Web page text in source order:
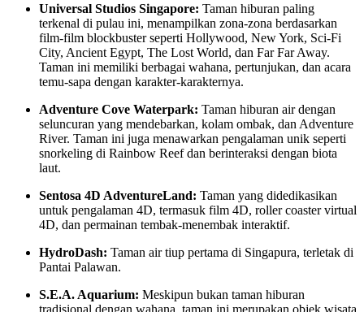
Universal Studios Singapore: Taman hiburan paling
terkenal di pulau ini, menampilkan zona-zona berdasarkan
film-film blockbuster seperti Hollywood, New York, Sci-Fi
City, Ancient Egypt, The Lost World, dan Far Far Away.
Taman ini memiliki berbagai wahana, pertunjukan, dan acara
temu-sapa dengan karakter-karakternya.
Adventure Cove Waterpark: Taman hiburan air dengan
seluncuran yang mendebarkan, kolam ombak, dan Adventure
River. Taman ini juga menawarkan pengalaman unik seperti
snorkeling di Rainbow Reef dan berinteraksi dengan biota
laut.
Sentosa 4D AdventureLand: Taman yang didedikasikan
untuk pengalaman 4D, termasuk film 4D, roller coaster virtual
4D, dan permainan tembak-menembak interaktif.
HydroDash: Taman air tiup pertama di Singapura, terletak di
Pantai Palawan.
S.E.A. Aquarium: Meskipun bukan taman hiburan
tradisional dengan wahana, taman ini merupakan objek wisata